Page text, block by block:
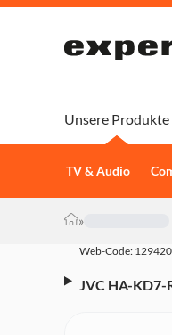
Unsere Produkte
TV & Audio
»
Web-Code:
JVC HA-KD7-